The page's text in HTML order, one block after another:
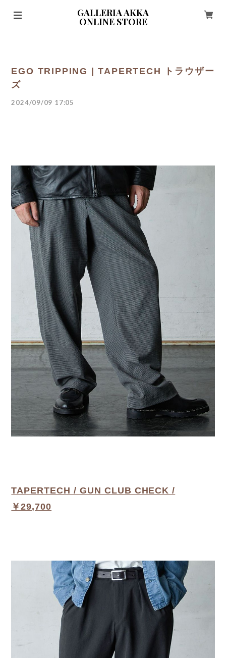
GALLERIA AKKA
ONLINE STORE
EGO TRIPPING | TAPERTECH トラウザー
ズ
2024/09/09 17:05
TAPERTECH / GUN CLUB CHECK /
￥29,700